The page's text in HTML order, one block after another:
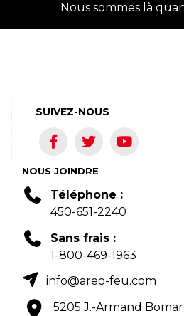
Nous sommes là
NOUS JOINDRE
Téléphone :
450-651-2240
Sans frais :
1-800-469-1963
info@areo-feu.com
5205 J.-Armand
SUIVEZ-NOUS